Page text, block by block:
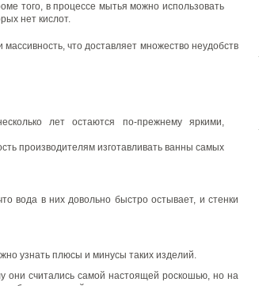
того, в процессе мытья можно использовать
нет кислот.
что доставляет множество неудобств
лет остаются по-прежнему яркими,
производителям изготавливать ванны самых
вода в них довольно быстро остывает, и стенки
узнать плюсы и минусы таких изделий.
они считались самой настоящей роскошью, но на